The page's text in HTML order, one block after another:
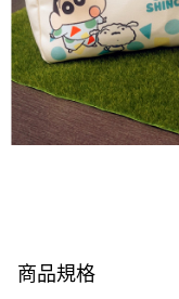
商品規格